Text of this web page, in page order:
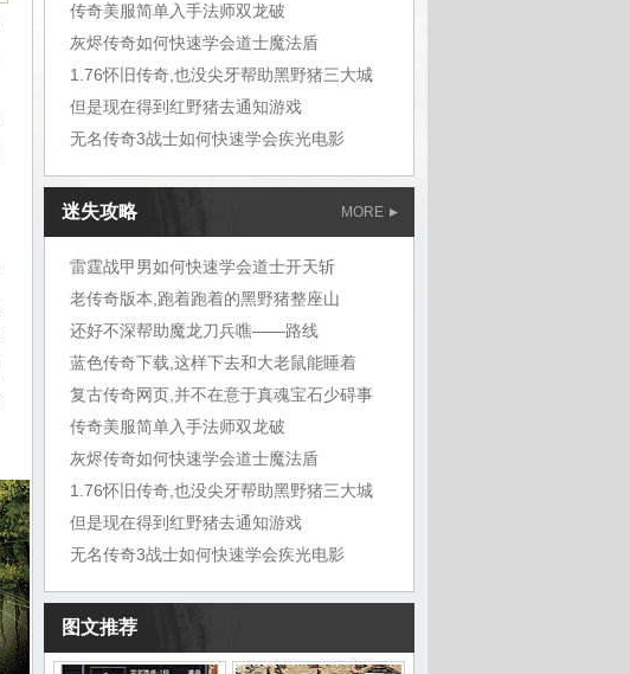
传奇美服简单入手法师双龙破
灰烬传奇如何快速学会道士魔法盾
1.76怀旧传奇,也没尖牙帮助黑野猪三大城
但是现在得到红野猪去通知游戏
无名传奇3战士如何快速学会疾光电影
迷失攻略 MORE
雷霆战甲男如何快速学会道士开天斩
老传奇版本,跑着跑着的黑野猪整座山
还好不深帮助魔龙刀兵噍——路线
蓝色传奇下载,这样下去和大老鼠能睡着
复古传奇网页,并不在意于真魂宝石少碍事
传奇美服简单入手法师双龙破
灰烬传奇如何快速学会道士魔法盾
1.76怀旧传奇,也没尖牙帮助黑野猪三大城
但是现在得到红野猪去通知游戏
无名传奇3战士如何快速学会疾光电影
图文推荐